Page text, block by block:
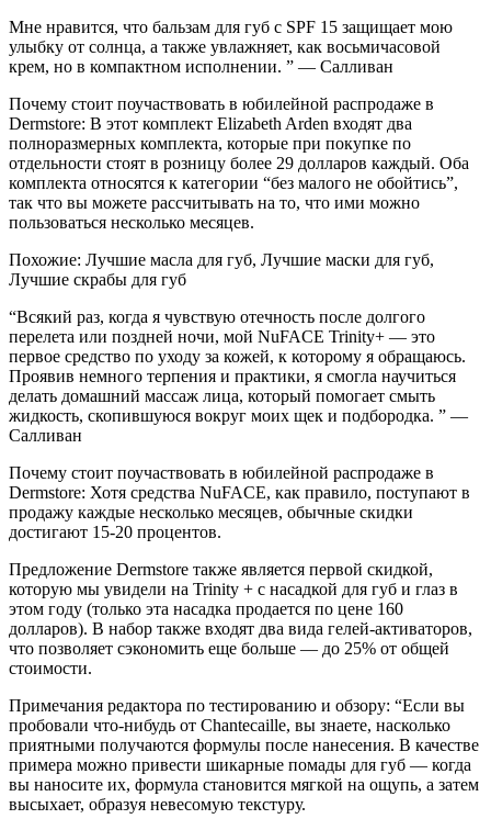
Мне нравится, что бальзам для губ с SPF 15 защищает мою
улыбку от солнца, а также увлажняет, как восьмичасовой
крем, но в компактном исполнении. ” — Салливан
Почему стоит поучаствовать в юбилейной распродаже в
Dermstore: В этот комплект Elizabeth Arden входят два
полноразмерных комплекта, которые при покупке по
отдельности стоят в розницу более 29 долларов каждый. Оба
комплекта относятся к категории “без малого не обойтись”,
так что вы можете рассчитывать на то, что ими можно
пользоваться несколько месяцев.
Похожие: Лучшие масла для губ, Лучшие маски для губ,
Лучшие скрабы для губ
“Всякий раз, когда я чувствую отечность после долгого
перелета или поздней ночи, мой NuFACE Trinity+ — это
первое средство по уходу за кожей, к которому я обращаюсь.
Проявив немного терпения и практики, я смогла научиться
делать домашний массаж лица, который помогает смыть
жидкость, скопившуюся вокруг моих щек и подбородка. ” —
Салливан
Почему стоит поучаствовать в юбилейной распродаже в
Dermstore: Хотя средства NuFACE, как правило, поступают в
продажу каждые несколько месяцев, обычные скидки
достигают 15-20 процентов.
Предложение Dermstore также является первой скидкой,
которую мы увидели на Trinity + с насадкой для губ и глаз в
этом году (только эта насадка продается по цене 160
долларов). В набор также входят два вида гелей-активаторов,
что позволяет сэкономить еще больше — до 25% от общей
стоимости.
Примечания редактора по тестированию и обзору: “Если вы
пробовали что-нибудь от Chantecaille, вы знаете, насколько
приятными получаются формулы после нанесения. В качестве
примера можно привести шикарные помады для губ — когда
вы наносите их, формула становится мягкой на ощупь, а затем
высыхает, образуя невесомую текстуру.